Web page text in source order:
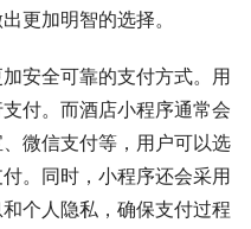
更加明智的选择。
安全可靠的支付方式。用
付。而酒店小程序通常会
微信支付等，用户可以选
。同时，小程序还会采用
个人隐私，确保支付过程